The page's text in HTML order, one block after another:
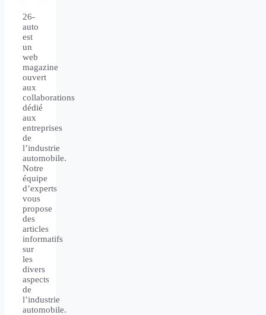
26-
auto
est
un
web
magazine
ouvert
aux
collaborations
dédié
aux
entreprises
de
l’industrie
automobile.
Notre
équipe
d’experts
vous
propose
des
articles
informatifs
sur
les
divers
aspects
de
l’industrie
automobile.